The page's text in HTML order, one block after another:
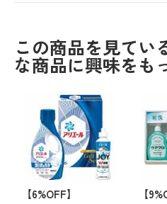
この商品を見てい
な商品に興味をも
【6%OFF】
【